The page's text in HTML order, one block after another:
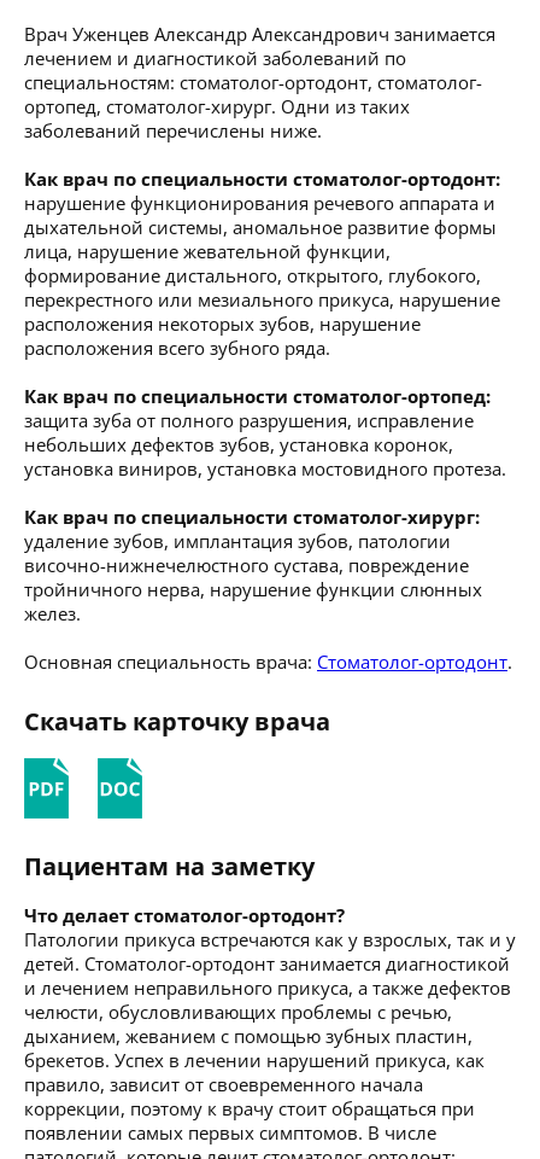
Врач Уженцев Александр Александрович занимается
лечением и диагностикой заболеваний по
специальностям: стоматолог-ортодонт, стоматолог-
ортопед, стоматолог-хирург. Одни из таких
заболеваний перечислены ниже.
Как врач по специальности стоматолог-ортодонт:
нарушение функционирования речевого аппарата и
дыхательной системы, аномальное развитие формы
лица, нарушение жевательной функции,
формирование дистального, открытого, глубокого,
перекрестного или мезиального прикуса, нарушение
расположения некоторых зубов, нарушение
расположения всего зубного ряда.
Как врач по специальности стоматолог-ортопед:
защита зуба от полного разрушения, исправление
небольших дефектов зубов, установка коронок,
установка виниров, установка мостовидного протеза.
Как врач по специальности стоматолог-хирург:
удаление зубов, имплантация зубов, патологии
височно-нижнечелюстного сустава, повреждение
тройничного нерва, нарушение функции слюнных
желез.
Основная специальность врача: Стоматолог-ортодонт.
Скачать карточку врача
Пациентам на заметку
Что делает стоматолог-ортодонт?
Патологии прикуса встречаются как у взрослых, так и у
детей. Стоматолог-ортодонт занимается диагностикой
и лечением неправильного прикуса, а также дефектов
челюсти, обусловливающих проблемы с речью,
дыханием, жеванием с помощью зубных пластин,
брекетов. Успех в лечении нарушений прикуса, как
правило, зависит от своевременного начала
коррекции, поэтому к врачу стоит обращаться при
появлении самых первых симптомов. В числе